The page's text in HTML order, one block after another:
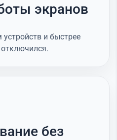
экранов
устройств и быстрее
без